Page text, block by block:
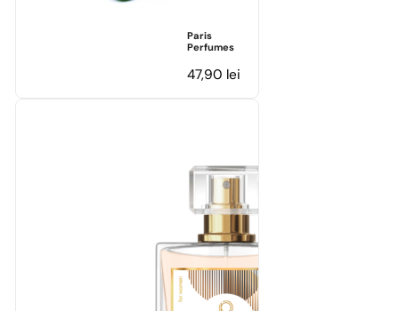
Paris
Perfumes
47,90 lei